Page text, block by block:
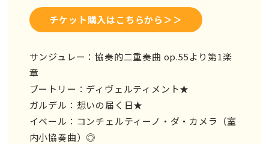
チケット購入はこちらから＞＞
サンジュレー：協奏的二重奏曲 op.55より第1楽
章
ブートリー：ディヴェルティメント★
ガルデル：想いの届く日★
イベール：コンチェルティーノ・ダ・カメラ（室
内小協奏曲）◎